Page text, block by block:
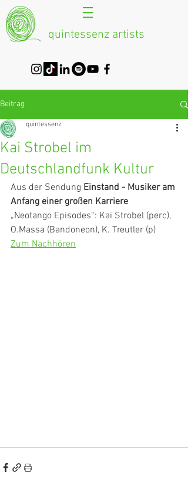
quintessenz artists
Beitrag
Kai Strobel im
Deutschlandfunk Kultur
quintessenz
Aus der Sendung Einstand - Musiker am
Anfang einer großen Karriere
„Neotango Episodes“: Kai Strobel (perc),
O.Massa (Bandoneon), K. Treutler (p)
Zum Nachhören